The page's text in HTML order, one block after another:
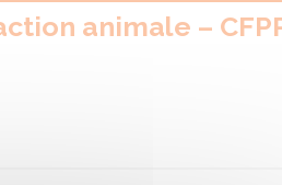
animale –